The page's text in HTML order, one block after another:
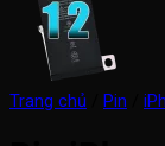
Trang chủ Pin